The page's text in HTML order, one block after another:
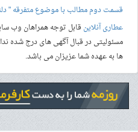
قسمت دوم مطالب با موضوع متفرقه "
عطاری آنلاینقابل توجه همراهان وب
مسئولیتی در قبال آگهی های درج شده
ها به عهده شما عزیزان می باشد.